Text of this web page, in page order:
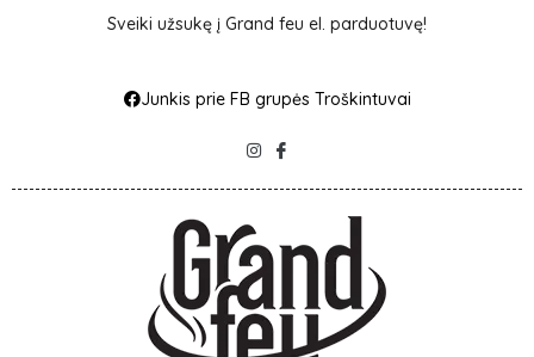
Sveiki užsukę į Grand feu el. parduotuvę!
Junkis prie FB grupės Troškintuvai